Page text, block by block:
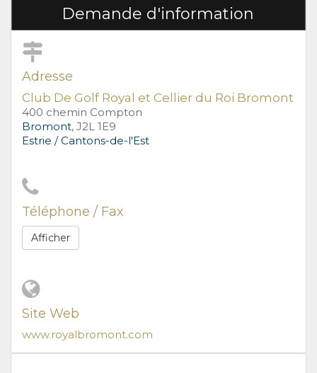
Demande d'information
Adresse
Club De Golf Royal et Cellier du Roi Bromont
400 chemin Compton
Bromont, J2L 1E9
Estrie / Cantons-de-l'Est
Téléphone / Fax
Afficher
Site Web
www.royalbromont.com